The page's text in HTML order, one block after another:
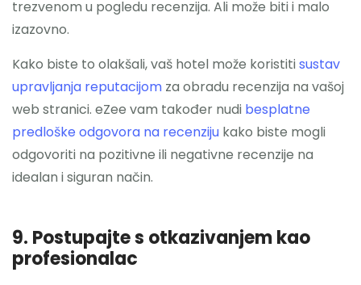
trezvenom u pogledu recenzija. Ali može biti i malo
izazovno.
Kako biste to olakšali, vaš hotel može koristitisustav
upravljanja reputacijom za obradu recenzija na vašoj
web stranici. eZee vam također nudi besplatne
predloške odgovora na recenziju kako biste mogli
odgovoriti na pozitivne ili negativne recenzije na
idealan i siguran način.
9. Postupajte s otkazivanjem kao
profesionalac